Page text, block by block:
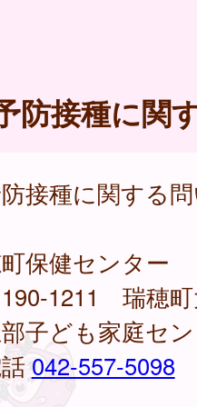
防接種に関
接種に関する問
保健センター
1211 瑞穂町
子ども家庭セ
042-557-5098